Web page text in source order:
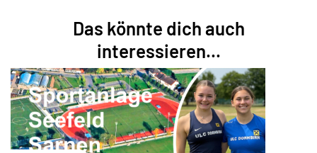
Das könnte dich auch
interessieren...